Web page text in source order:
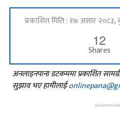
प्रकाशित मिति : १७ असार
12
Shares
अनलाइनपाना डटकममा प्रकाशित
सुझाव भए हामीलाई